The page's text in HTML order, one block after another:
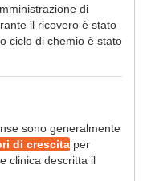
di
il ricovero è stato
ciclo di chemio è stato
sono generalmente
di crescita per
clinica descritta il